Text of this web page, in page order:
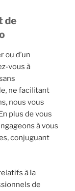
de
ou d’un
vous à
ne facilitant
nous vous
plus de vous
à vous
conjuguant
à la
de